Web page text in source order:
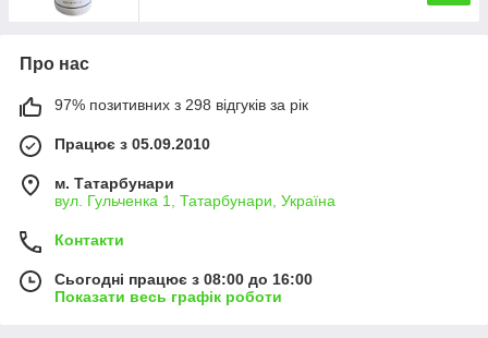
Про нас
97% позитивних з 298 відгуків за рік
Працює з 05.09.2010
м. Татарбунари
вул. Гульченка 1, Татарбунари, Україна
Контакти
Сьогодні працює з 08:00 до 16:00
Показати весь графік роботи